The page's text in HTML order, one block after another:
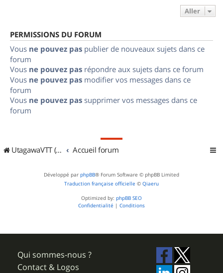
Aller
PERMISSIONS DU FORUM
Vous ne pouvez pas publier de nouveaux sujets dans ce
forum
Vous ne pouvez pas répondre aux sujets dans ce forum
Vous ne pouvez pas modifier vos messages dans ce
forum
Vous ne pouvez pas supprimer vos messages dans ce
forum
UtagawaVTT (Randos VTT et VTTAE avec traces GPS) Accueil forum
Développé par phpBB® Forum Software © phpBB Limited
Traduction française officielle © Qiaeru
Optimized by: phpBB SEO
Confidentialité | Conditions
Qui sommes-nous ?
Contact & Logos